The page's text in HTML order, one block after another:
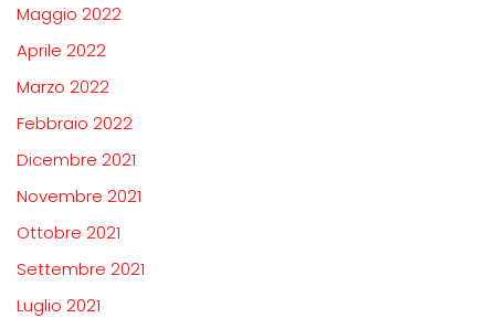
Maggio 2022
Aprile 2022
Marzo 2022
Febbraio 2022
Dicembre 2021
Novembre 2021
Ottobre 2021
Settembre 2021
Luglio 2021